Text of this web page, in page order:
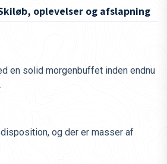
oplevelser og afslapning
en solid morgenbuffet inden endnu
og der er masser af